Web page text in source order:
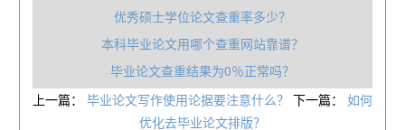
优秀硕士学位论文查重率多少？
本科毕业论文用哪个查重网站靠谱？
毕业论文查重结果为0％正常吗？
上一篇： 毕业论文写作使用论据要注意什么？ 下一篇： 如何
优化去毕业论文排版？